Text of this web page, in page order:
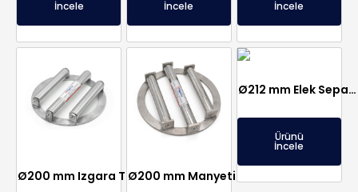
İncele İncele İncele
Ø200 mm Izgara Tipi Elek Mıknatıs Seperatör – Neodyum Mıknatıslı
Ø212 mm Elek Separatör, Neodyum, 150°C Dayanıklı
Ürünü
İncele